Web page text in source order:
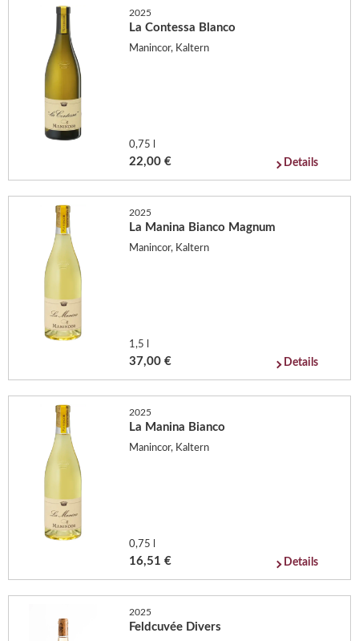
2025
La Contessa Blanco
Manincor, Kaltern
0,75 l
22,00 € Details
2025
La Manina Bianco Magnum
Manincor, Kaltern
1,5 l
37,00 € Details
2025
La Manina Bianco
Manincor, Kaltern
0,75 l
16,51 € Details
2025
Feldcuvée Divers